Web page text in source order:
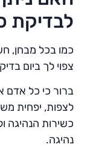
לבדיקת
כמו בכל מבחן,
צפוי לך ביום
ברור כי כל אדם
לצפות, יפחית
כשירות הנהיגה
נהיגה.